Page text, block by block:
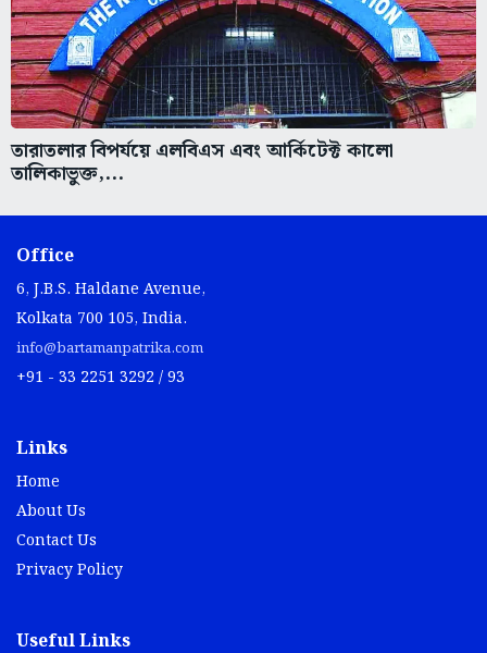
তারাতলার বিপর্যয়ে এলবিএস এবং আর্কিটেক্ট কালো
তালিকাভুক্ত,...
Office
6, J.B.S. Haldane Avenue,
Kolkata 700 105, India.
info@bartamanpatrika.com
+91 - 33 2251 3292 / 93
Links
Home
About Us
Contact Us
Privacy Policy
Useful Links